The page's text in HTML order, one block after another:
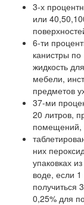
3-х
или
6-ти
канистры по
жидкость
мебели,
предметов
37-ми
20 литров,
помещений,
них
упаковках
воде, если
получиться
0,25% для